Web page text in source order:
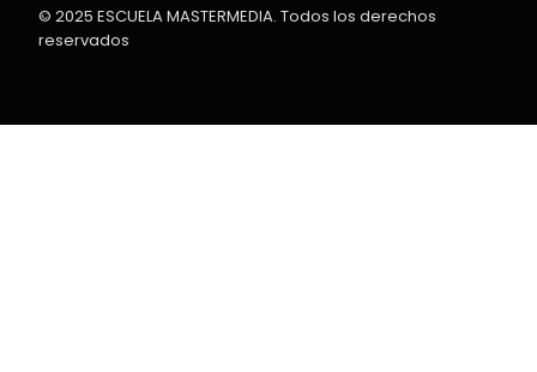
© 2025 ESCUELA MASTERMEDIA. Todos los derechos
reservados